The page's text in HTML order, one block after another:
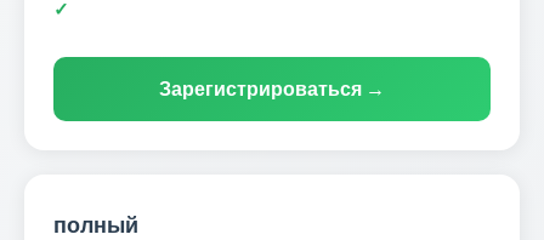
Зарегистрироваться →
полный